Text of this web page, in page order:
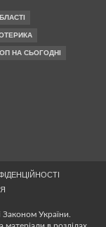
НА СЬОГОДНІ
України.